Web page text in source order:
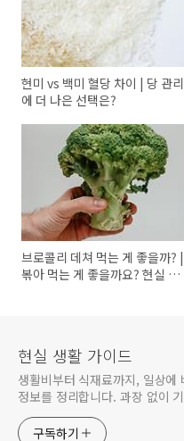
현미 vs 백미 혈당 차이 | 당 관리
에 더 나은 선택은?
브로콜리 데쳐 먹는 게 좋을까? |
볶아 먹는 게 좋을까요? 현실 식
현실 생활 가이드
생활비부터 식재료까지, 일상에
정보를 정리합니다. 과장 없이
구독하기